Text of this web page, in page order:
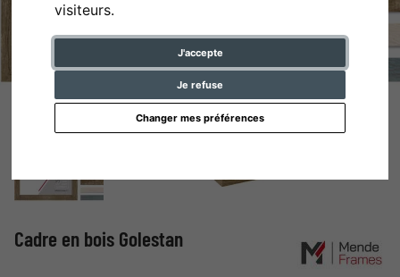
visiteurs.
J'accepte
Je refuse
Changer mes préférences
Cadre en bois Golestan